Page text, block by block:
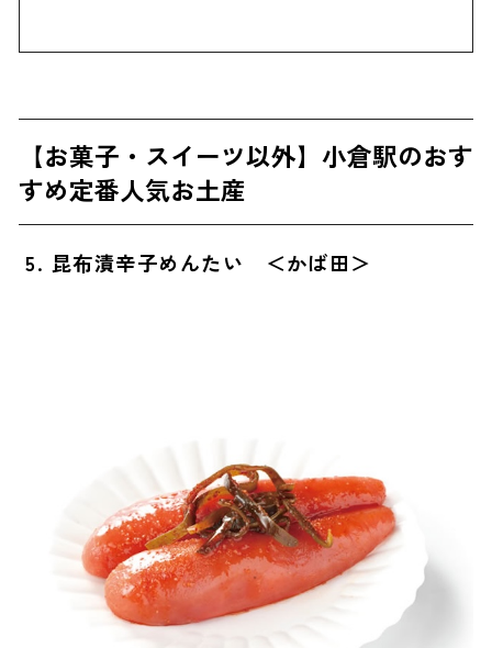
【お菓子・スイーツ以外】小倉駅のおす
すめ定番人気お土産
5. 昆布漬辛子めんたい ＜かば田＞